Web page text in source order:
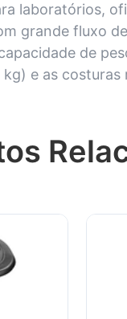
em
laboratórios,
grande fluxo
ou a
de
kg) e as